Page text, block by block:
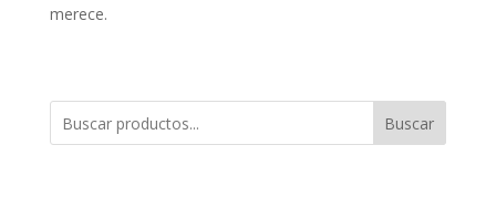
merece.
Buscar